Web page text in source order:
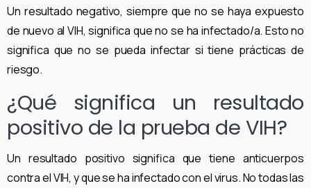
Un resultado negativo, siempre que no se haya expuesto
de nuevo al VIH, significa que no se ha infectado/a. Esto no
significa que no se pueda infectar si tiene prácticas de
riesgo.
¿Qué significa un resultado
positivo de la prueba de VIH?
Un resultado positivo significa que tiene anticuerpos
contra el VIH, y que se ha infectado con el virus. No todas las